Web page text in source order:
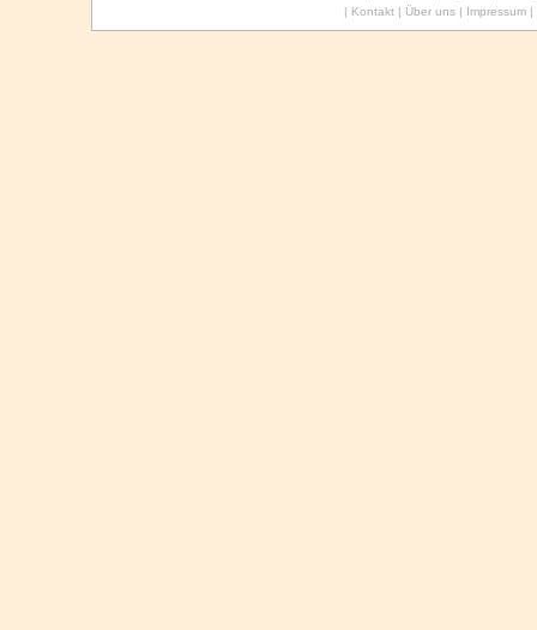
| Kontakt | Über uns | Impressum |